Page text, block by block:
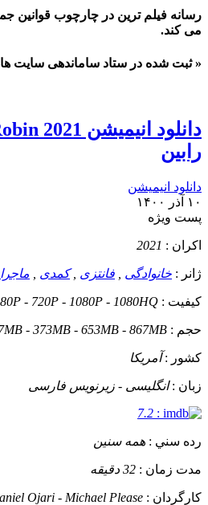
رسانه فیلم ترین در چارچوب قوانین
می کند.
« ثبت شده در ستاد ساماندهی سایت
رابین
دانلود انیمیشن
۱۰ آذر ۱۴۰۰
پست ويژه
اکران : 2021
ژانر : خانوادگی فانتزی ,کمدی
کيفيت : - 720P - 1080P - 1080HQ
حجم : - 373MB - 653MB - 867MB
کشور :آمریکا
زبان :انگلیسی - زیرنویس فارسی
:
7.2
رده سني : همه سنین
مدت زمان : 32 دقیقه
کارگردان : Ojari - Michael Please